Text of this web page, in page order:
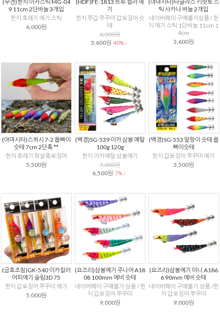
(무겐)한치 이카스틱 MG-04
9 11cm 2단바늘 3개입
한치 호래기 에기 스틱
6,000원
(HDF)FE-1813 트루 컬러 에
기
한치 쭈갑 쭈꾸미 갑오징어 슷
테
6,000원
3,600원 40% ↓
(야마시타)타글라스 키랏토 스
틱 사카나 바늘 2개입
네이버페이 구매불가상품 / 한
치 에기 스틱 1단바늘 11cm 1
4cm
3,600원
(야마시타)스퀴시 7-2 옵빠이
슷테 7cm 2단훅 **
한치 호래기 화살촉오징어
5,500원
(백경)SG-539 이카 삼봉 메탈
100g 120g
한치 이카메탈 삼봉에기
7,000원
6,500원 7% ↓
(백경)SG-553 말랑이 슷테 옵
빠이슷테
한치 갑오징어 쭈꾸미 에기
3,500원
(금호조침)GK-540 이카킬러
어피에기 슬림3D 75
한치 갑오징어 쭈꾸미 에기
5,000원
(요즈리)삼봉에기 주니어 A18
08 100mm 에비 슷테
네이버페이 구매불가 상품 / 한
치 갑오징어 쭈꾸미
9,000원
(요즈리)삼봉에기 미니 A186
6 90mm 에비 슷테
네이버페이 구매불가 상품 /한
치 갑오징어 쭈꾸미
9,000원